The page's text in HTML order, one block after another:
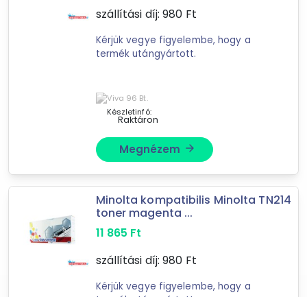
akkumulátor, elem, töltő
fényképezőgép kiegészítő
okostelefon-, mobiltelefon kiegészítő
egyéb irodaszer
Féreghajtó
kiegészítő (műholdvevő, set-top box, TV, DVB vevő)
egyéb járműkiegészítő
Állateledel, táp
Mást is keresel? Válogass a Depo teljes
szállítási díj: 980 Ft
Kérjük vegye figyelembe, hogy a
termék utángyártott.
Készletinfó:
Raktáron
Megnézem arrow_forward
Minolta kompatibilis Minolta TN214
toner magenta ...
11 865 Ft
szállítási díj: 980 Ft
Kérjük vegye figyelembe, hogy a